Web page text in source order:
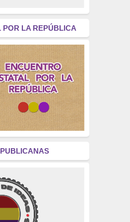
(304)
(303)
(270)
POR LA REPÚBLICA